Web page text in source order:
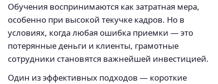
Обучения воспринимаются как затратная мера,
особенно при высокой текучке кадров. Но в
условиях, когда любая ошибка приемки — это
потерянные деньги и клиенты, грамотные
сотрудники становятся важнейшей инвестицией.
Один из эффективных подходов — короткие